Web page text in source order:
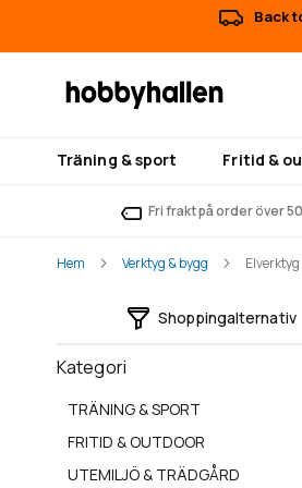
Back
Träning & sport Fritid &
Fri frakt på order över
Hem Verktyg & bygg Elverktyg
Shoppingalternativ
Kategori
TRÄNING & SPORT
FRITID & OUTDOOR
UTEMILJÖ & TRÄDGÅRD